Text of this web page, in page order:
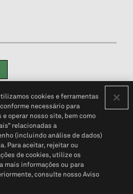
privacidade do cliente (em inglês)
Pessoais© 2026 S&P Global
cookies e ferramentas
necessário para
operar nosso site, bem como
relacionadas a
(incluindo análise de dados)
Para aceitar, rejeitar ou
de cookies, utilize os
mais informações ou para
consulte nosso Aviso